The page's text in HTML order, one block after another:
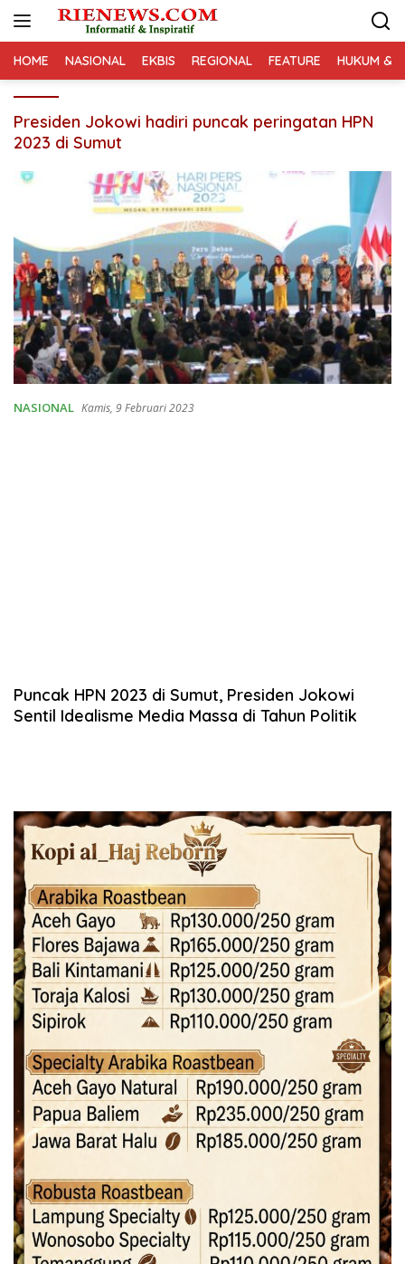
HOME NASIONAL EKBIS REGIONAL FEATURE HUKUM &
Presiden Jokowi hadiri puncak peringatan HPN
2023 di Sumut
NASIONAL Kamis, 9 Februari 2023
Puncak HPN 2023 di Sumut, Presiden Jokowi
Sentil Idealisme Media Massa di Tahun Politik